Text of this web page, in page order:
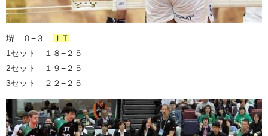
堺 ０−３
ＪＴ
1セット １８−２５
2セット １９−２５
3セット ２２−２５